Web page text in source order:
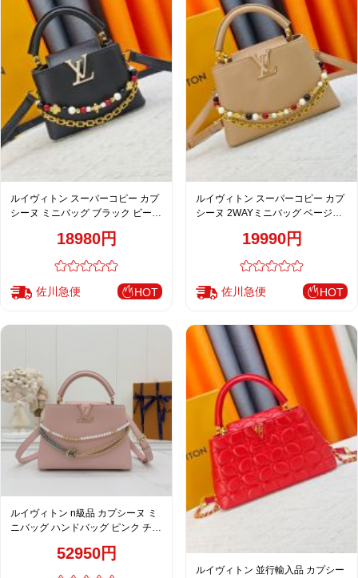
ルイヴィトン スーパーコピー カプ
シーヌ ミニバッグ ブラック ビーズ
18980円
佐川急便 HOT
ルイヴィトン スーパーコピー カプ
シーヌ 2WAYミニバッグ ベージュ
19990円
佐川急便 HOT
ルイヴィトン n級品 カプシーヌ ミ
ニバッグ ハンドバッグ ピンク チェ
52950円
ルイヴィトン 並行輸入品 カプシー